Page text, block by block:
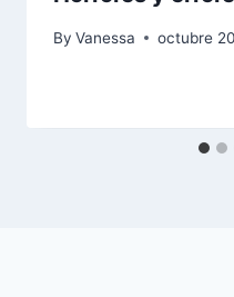
By Vanessa octubre